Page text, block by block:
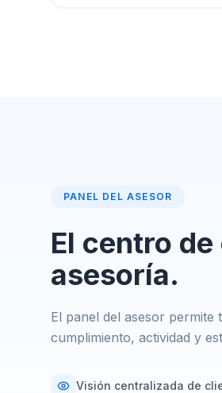
PANEL DEL ASESOR
El centro
asesoría.
El panel del asesor permite
cumplimiento, actividad y
Visión centralizada de